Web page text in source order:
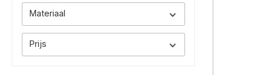
Materiaal
Prijs